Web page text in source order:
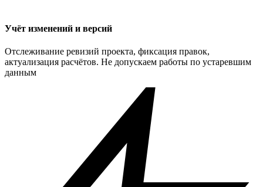
Учёт изменений и версий
Отслеживание ревизий проекта, фиксация правок,
актуализация расчётов. Не допускаем работы по устаревшим
данным